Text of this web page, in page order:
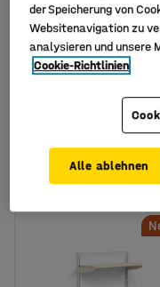
Verfügbar in
Ausführungen
Wandregal RELY mit
Laminatböden,
x 300 mm, weiß/
239,- €
Exkl. USt.
der Speicherung von
Websitenavigation zu
analysieren und unsere
Cookie-Richtlinien
Alle ablehnen